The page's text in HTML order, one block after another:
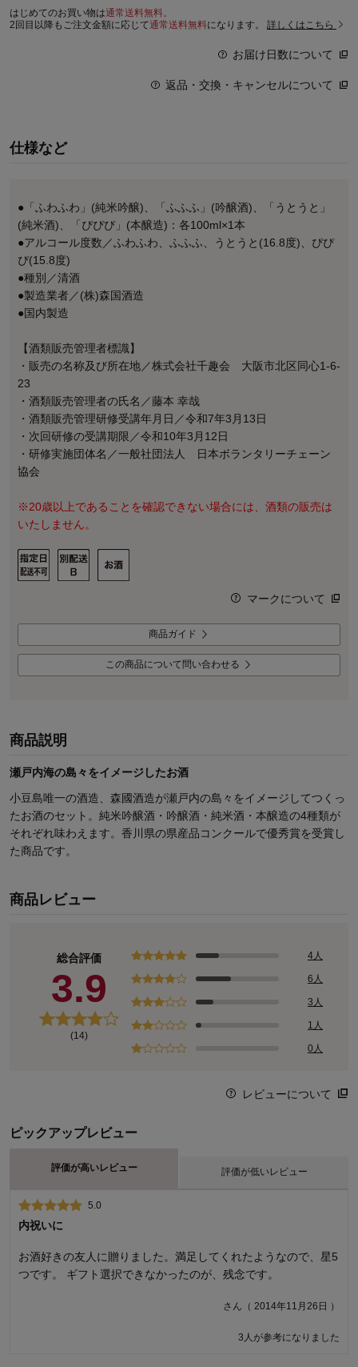
はじめてのお買い物は通常送料無料。
2回目以降もご注文金額に応じて通常送料無料になります。 詳しくはこちら
お届け日数について
返品・交換・キャンセルについて
仕様など
●「ふわふわ」(純米吟醸)、「ふふふ」(吟醸酒)、「うとうと」
(純米酒)、「ぴぴぴ」(本醸造)：各100ml×1本
●アルコール度数／ふわふわ、ふふふ、うとうと(16.8度)、ぴぴ
ぴ(15.8度)
●種別／清酒
●製造業者／(株)森国酒造
●国内製造
【酒類販売管理者標識】
・販売の名称及び所在地／株式会社千趣会 大阪市北区同心1-6-
23
・酒類販売管理者の氏名／藤本 幸哉
・酒類販売管理研修受講年月日／令和7年3月13日
・次回研修の受講期限／令和10年3月12日
・研修実施団体名／一般社団法人 日本ボランタリーチェーン
協会
※20歳以上であることを確認できない場合には、酒類の販売は
いたしません。
マークについて
商品ガイド
この商品について問い合わせる
商品説明
瀬戸内海の島々をイメージしたお酒
小豆島唯一の酒造、森國酒造が瀬戸内の島々をイメージしてつくっ
たお酒のセット。純米吟醸酒・吟醸酒・純米酒・本醸造の4種類が
それぞれ味わえます。香川県の県産品コンクールで優秀賞を受賞し
た商品です。
商品レビュー
総合評価
3.9
(14)
4人
6人
3人
1人
0人
レビューについて
ピックアップレビュー
評価が高いレビュー 評価が低いレビュー
5.0
内祝いに
お酒好きの友人に贈りました。満足してくれたようなので、星5
つです。 ギフト選択できなかったのが、残念です。
さん（ 2014年11月26日 ）
3人が参考になりました
2.0
美味しいとは言えません( ；∀；) 量は飲みきりサイズで良いと
思いますが、まだ3本も残ってます…
さん（ 2015年11月11日 ）
商品のご購入、ならびにレビューへのご投稿ありがとうございます。